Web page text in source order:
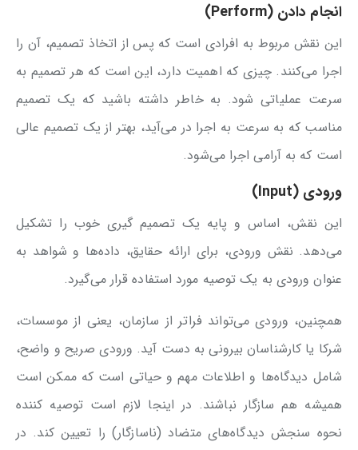
انجام دادن (Perform)
این نقش مربوط به افرادی است که پس از اتخاذ تصمیم، آن را
اجرا می‌کنند. چیزی که اهمیت دارد، این است که هر تصمیم به
سرعت عملیاتی شود. به خاطر داشته باشید که یک تصمیم
مناسب که به سرعت به اجرا در می‌آید، بهتر از یک تصمیم عالی
است که به آرامی اجرا می‌شود.
ورودی (Input)
این نقش، اساس و پایه یک تصمیم گیری خوب را تشکیل
می‌دهد. نقش ورودی، برای ارائه حقایق، داده‌ها و شواهد به
عنوان ورودی به یک توصیه مورد استفاده قرار می‌گیرد.
همچنین، ورودی می‌تواند فراتر از سازمان، یعنی از موسسات،
شرکا یا کارشناسان بیرونی به دست آید. ورودی صریح و واضح،
شامل دیدگاه‌ها و اطلاعات مهم و حیاتی است که ممکن است
همیشه هم سازگار نباشند. در اینجا لازم است توصیه کننده
نحوه سنجش دیدگاه‌های متضاد (ناسازگار) را تعیین کند. در